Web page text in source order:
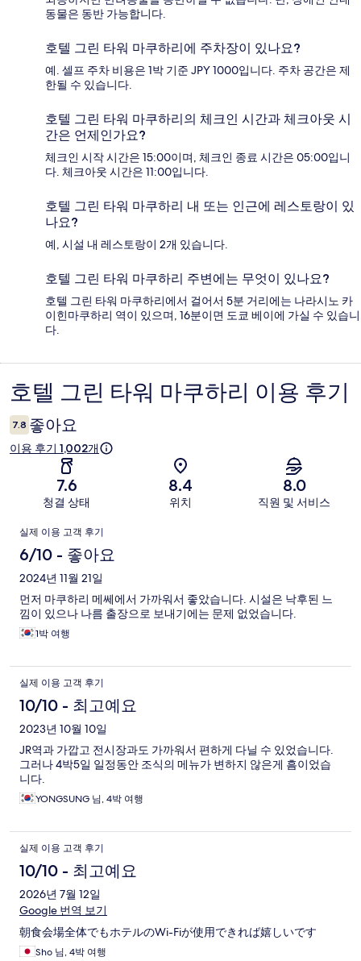
동물은 동반 가능합니다.
호텔 그린 타워 마쿠하리에 주차장이 있나요?
예. 셀프 주차 비용은 1박 기준 JPY 1000입니다. 주차 공간은 제
한될 수 있습니다.
호텔 그린 타워 마쿠하리의 체크인 시간과 체크아웃 시
간은 언제인가요?
체크인 시작 시간은 15:00이며, 체크인 종료 시간은 05:00입니
다. 체크아웃 시간은 11:00입니다.
호텔 그린 타워 마쿠하리 내 또는 인근에 레스토랑이 있
나요?
예, 시설 내 레스토랑이 2개 있습니다.
호텔 그린 타워 마쿠하리 주변에는 무엇이 있나요?
호텔 그린 타워 마쿠하리에서 걸어서 5분 거리에는 나라시노 카
이힌마쿠하리 역이 있으며, 16분이면 도쿄 베이에 가실 수 있습니
다.
이
용
후
호텔 그린 타워 마쿠하리 이용 후기
7.8 좋아요
이용 후기 1,002개
7.6
청결 상태
8.4
위치
8.0
직원 및 서비스
이
용
후
기
실제 이용 고객 후기
6/10 - 좋아요
2024년 11월 21일
먼저 마쿠하리 메쎄에서 가까워서 좋았습니다. 시설은 낙후된 느
낌이 있으나 나름 출장으로 보내기에는 문제 없었습니다.
1박 여행
실제 이용 고객 후기
10/10 - 최고예요
2023년 10월 10일
JR역과 가깝고 전시장과도 가까워서 편하게 다닐 수 있었습니다.
그러나 4박5일 일정동안 조식의 메뉴가 변하지 않은게 흠이었습
니다.
YONGSUNG 님, 4박 여행
실제 이용 고객 후기
10/10 - 최고예요
2026년 7월 12일
Google 번역 보기
朝食会場全体でもホテルのWi-Fiが使用できれば嬉しいです
Sho 님, 4박 여행